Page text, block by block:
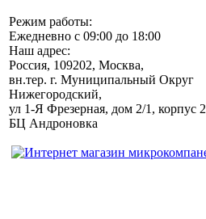
Режим работы:
Ежедневно с 09:00 до 18:00
Наш адрес:
Россия, 109202, Москва,
вн.тер. г. Муниципальный Округ
Нижегородский,
ул 1-Я Фрезерная, дом 2/1, корпус 2
БЦ Андроновка